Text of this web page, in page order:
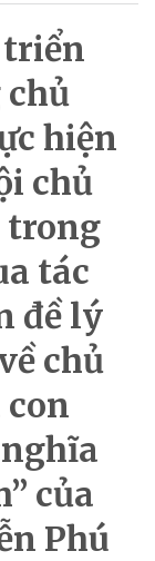
triển
hiện
chủ
trong
tác
đề lý
chủ
của
Phú